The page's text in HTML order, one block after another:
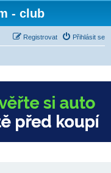
- club
Přihlásit se
Registrovat